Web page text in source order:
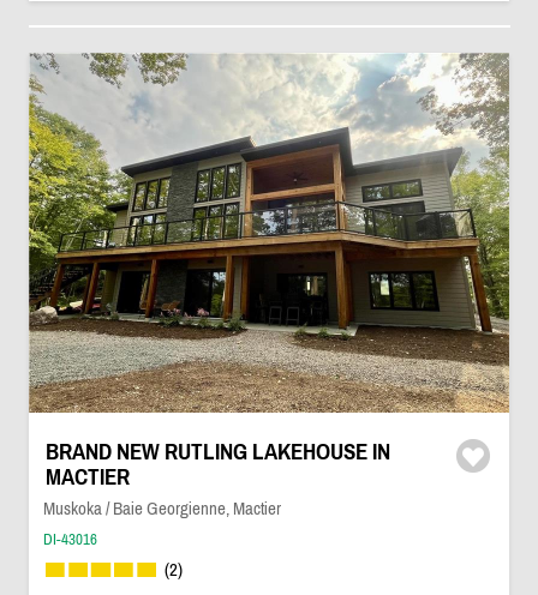
BRAND NEW RUTLING LAKEHOUSE IN
MACTIER
Muskoka / Baie Georgienne, Mactier
DI-43016
(2)